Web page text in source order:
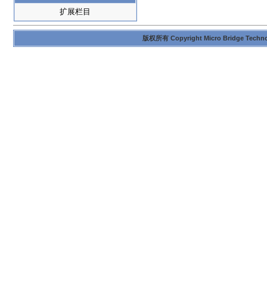
扩展栏目
版权所有 Copyright Micro Bridge